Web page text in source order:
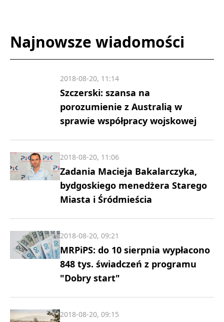
Najnowsze wiadomości
Szczerski: szansa na
porozumienie z Australią w
sprawie współpracy wojskowej
2018-08-20, 11:14
Zadania Macieja Bakalarczyka,
bydgoskiego menedżera Starego
Miasta i Śródmieścia
2018-08-20, 11:06
MRPiPS: do 10 sierpnia wypłacono
848 tys. świadczeń z programu
"Dobry start"
2018-08-20, 09:21
2018-08-20, 09:15